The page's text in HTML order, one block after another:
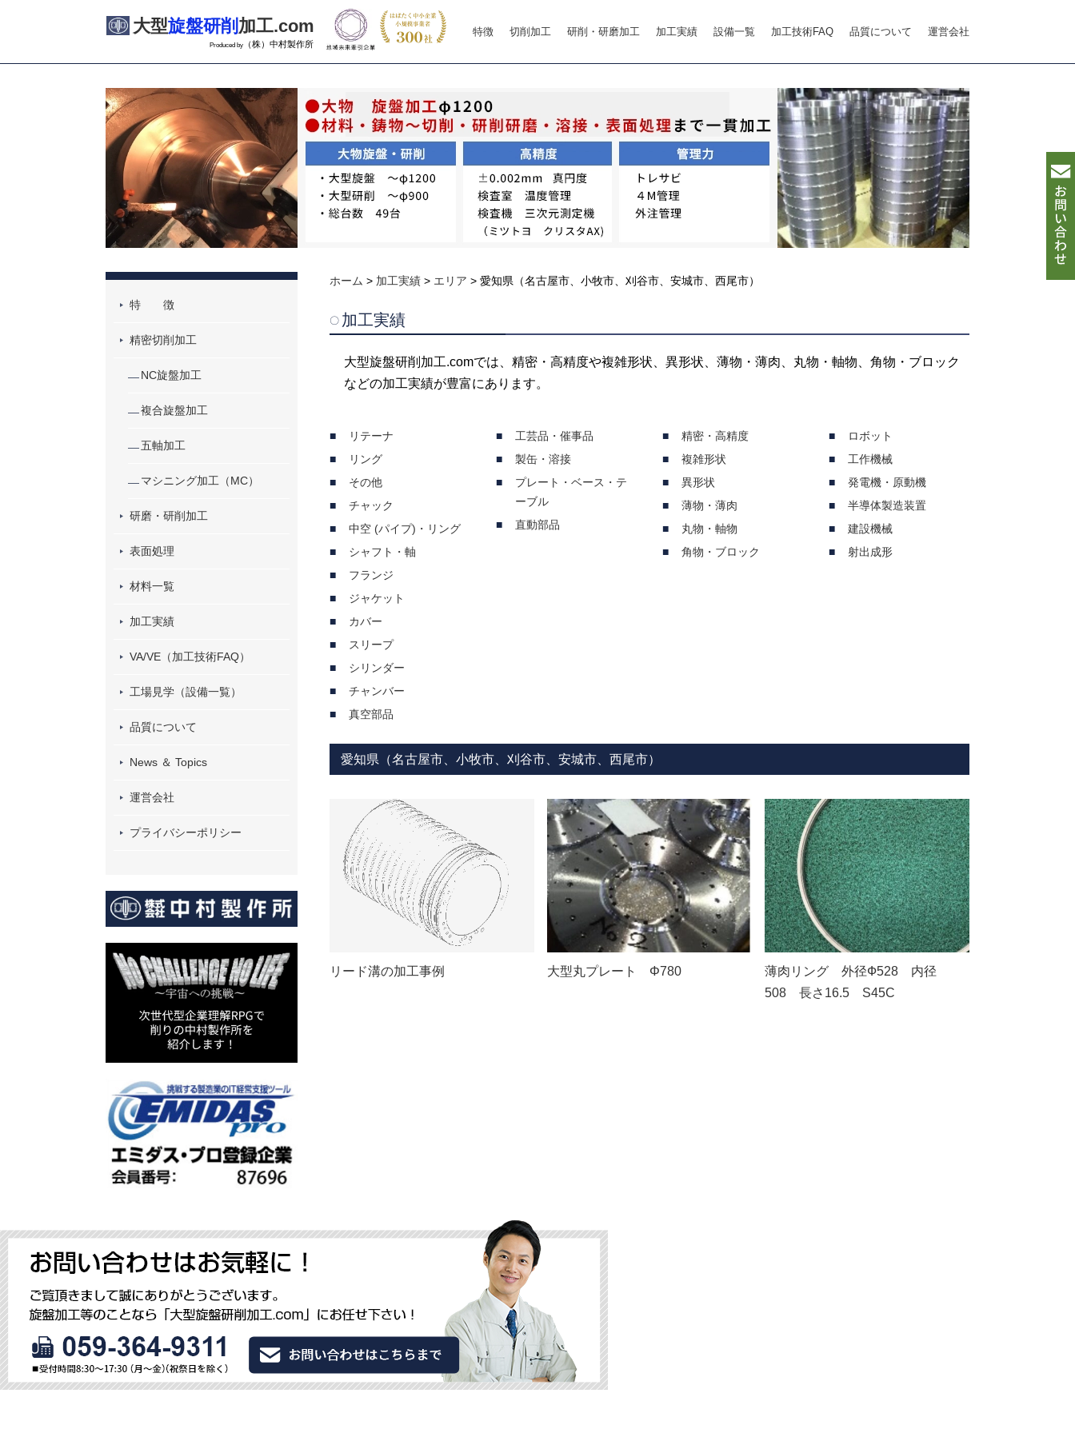
Produced by （株）中村製作所
大型旋盤研削 加工.com 特徴 切削加工 研削・研磨加工 加工実績 設備一覧 加工技術FAQ 品質について 運営会社
ホーム > 加工実績 > エリア > 愛知県（名古屋市、小牧市、刈谷市、安城市、西尾市）
加工実績
大型旋盤研削加工.comでは、精密・高精度や複雑形状、異形状、薄物・薄肉、丸物・軸物、角物・ブロック
などの加工実績が豊富にあります。
リテーナ
リング
その他
チャック
中空 (パイプ)・リング
シャフト・軸
フランジ
ジャケット
カバー
スリープ
シリンダー
チャンバー
真空部品
工芸品・催事品
製缶・溶接
プレート・ベース・テ
ーブル
直動部品
精密・高精度
複雑形状
異形状
薄物・薄肉
丸物・軸物
角物・ブロック
ロボット
工作機械
発電機・原動機
半導体製造装置
建設機械
射出成形
愛知県（名古屋市、小牧市、刈谷市、安城市、西尾市）
リード溝の加工事例 大型丸プレート Φ780
薄肉リング 外径Ф528 内径
508 長さ16.5 S45C
特 徴
精密切削加工
NC旋盤加工
複合旋盤加工
五軸加工
マシニング加工（MC）
研磨・研削加工
表面処理
材料一覧
加工実績
VA/VE（加工技術FAQ）
工場見学（設備一覧）
品質について
News ＆ Topics
運営会社
プライバシーポリシー